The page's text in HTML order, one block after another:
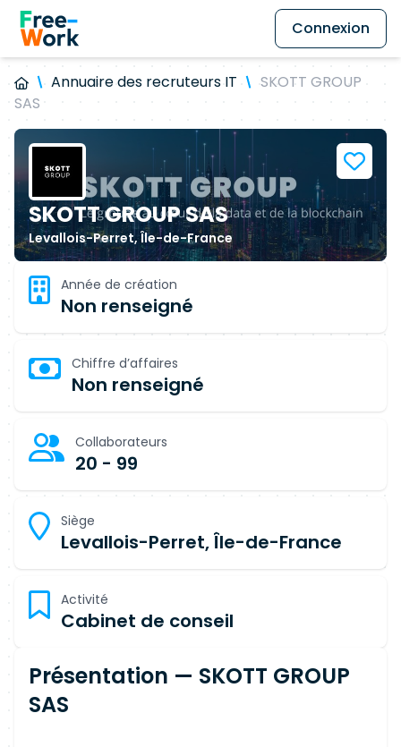
Connexion
Annuaire des recruteurs IT
SKOTT GROUP
SAS
SKOTT GROUP SAS
Levallois-Perret, Île-de-France
Année de création
Non renseigné
Chiffre d’affaires
Non renseigné
Collaborateurs
20 - 99
Siège
Levallois-Perret, Île-de-France
Activité
Cabinet de conseil
Présentation — SKOTT GROUP
SAS